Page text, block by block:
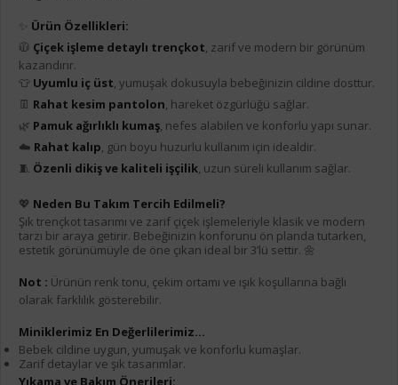
Ürün Özellikleri:
🧥 Çiçek işleme detaylı trençkot , zarif ve modern bir görünüm
kazandırır.
👕 Uyumlu iç üst , yumuşak dokusuyla bebeğinizin cildine dosttur.
👖 Rahat kesim pantolon , hareket özgürlüğü sağlar.
🌿 Pamuk ağırlıklı kumaş , nefes alabilen ve konforlu yapı sunar.
☁️ Rahat kalıp , gün boyu huzurlu kullanım için idealdir.
🧵 Özenli dikiş ve kaliteli işçilik , uzun süreli kullanım sağlar.
💖 Neden Bu Takım Tercih Edilmeli?
Şık trençkot tasarımı ve zarif çiçek işlemeleriyle klasik ve modern
tarzı bir araya getirir. Bebeğinizin konforunu ön planda tutarken,
estetik görünümüyle de öne çıkan ideal bir 3’lü settir. 🌼
Not : Ürünün renk tonu, çekim ortamı ve ışık koşullarına bağlı
olarak farklılık gösterebilir.
Miniklerimiz En Değerlilerimiz...
Bebek cildine uygun, yumuşak ve konforlu kumaşlar.
Zarif detaylar ve şık tasarımlar.
Yıkama ve Bakım Önerileri: